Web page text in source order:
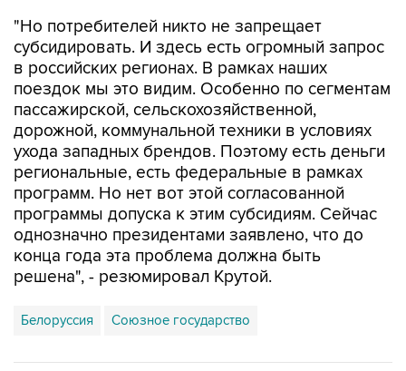
в российских регионах. В рамках наших
поездок мы это видим. Особенно по сегментам
пассажирской, сельскохозяйственной,
дорожной, коммунальной техники в условиях
ухода западных брендов. Поэтому есть деньги
региональные, есть федеральные в рамках
программ. Но нет вот этой согласованной
программы допуска к этим субсидиям. Сейчас
однозначно президентами заявлено, что до
конца года эта проблема должна быть
решена", - резюмировал Крутой.
Белоруссия Союзное государство